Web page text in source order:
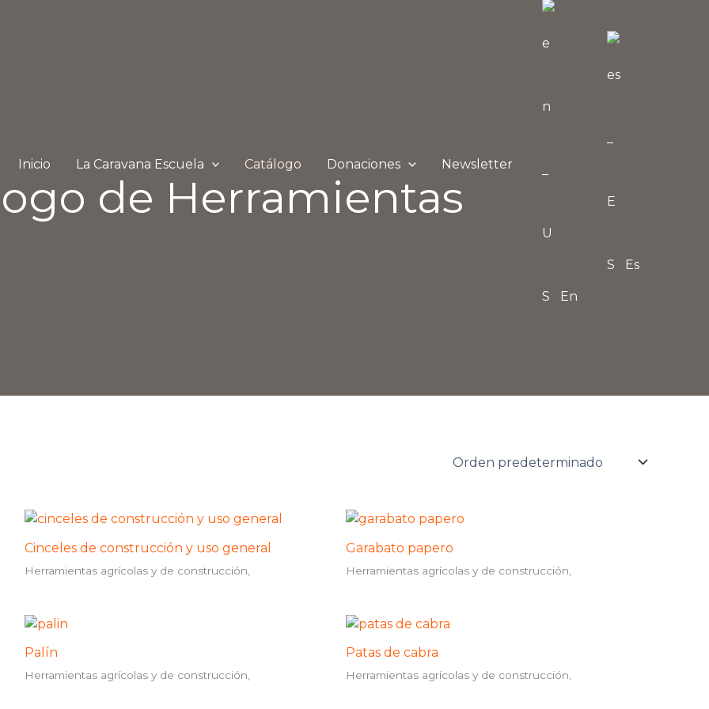
Inicio La Caravana Escuela Catálogo Donaciones Newsletter
En
Es
de Herramientas
Cinceles de construcción y uso general
Herramientas agrícolas y de construcción,
Garabato papero
Herramientas agrícolas y de construcción,
Palín
Herramientas agrícolas y de construcción,
Patas de cabra
Herramientas agrícolas y de construcción,